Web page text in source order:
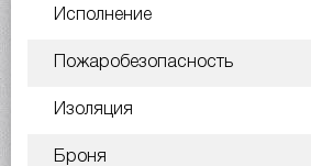
Исполнение
Пожаробезопасность
Изоляция
Броня